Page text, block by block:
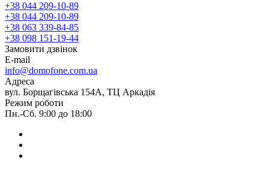
+38 044 209-10-89
+38 044 209-10-89
+38 063 339-84-85
+38 098 151-19-44
Замовити дзвінок
E-mail
info@domofone.com.ua
Адреса
вул. Борщагівська 154А, ТЦ Аркадія
Режим роботи
Пн.-Сб. 9:00 до 18:00